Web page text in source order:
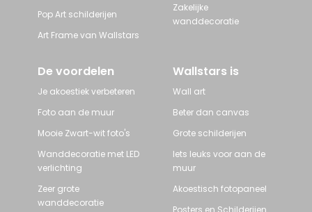
Pop Art schilderijen
Art Frame van Wallstars
Zakelijke
wanddecoratie
De voordelen
Je akoestiek verbeteren
Foto aan de muur
Mooie Zwart-wit foto's
Wanddecoratie met LED
verlichting
Zeer grote
wanddecoratie
Wallstars is
Wall art
Beter dan canvas
Grote schilderijen
Iets leuks voor aan de
muur
Akoestisch fotopaneel
Posters en Schilderijen